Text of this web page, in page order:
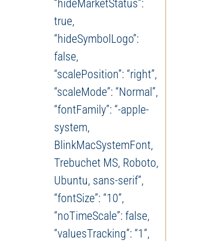
“hideMarketStatus”:
true,
“hideSymbolLogo”:
false,
“scalePosition”: “right”,
“scaleMode”: “Normal”,
“fontFamily”: “-apple-
system,
BlinkMacSystemFont,
Trebuchet MS, Roboto,
Ubuntu, sans-serif”,
“fontSize”: “10”,
“noTimeScale”: false,
“valuesTracking”: “1”,